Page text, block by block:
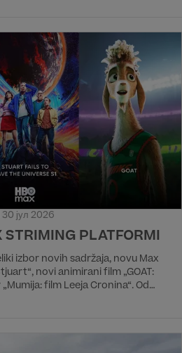
јул 2026
PLATFORMI
izbor novih sadržaja, novu Max
novi animirani film „GOAT:
film Leeja Cronina“. Od
HBO Max-u.